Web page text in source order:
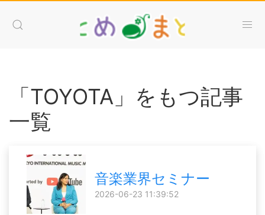
「TOYOTA」をもつ記事
一覧
音楽業界セミナー
2026-06-23 11:39:52